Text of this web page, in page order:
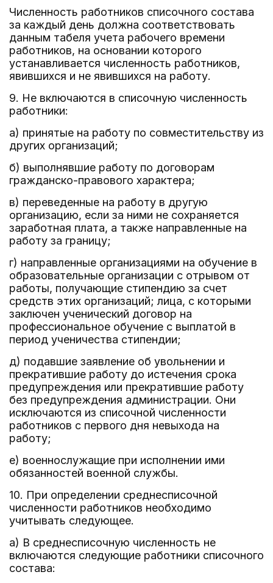
Численность работников списочного состава
за каждый день должна соответствовать
данным табеля учета рабочего времени
работников, на основании которого
устанавливается численность работников,
явившихся и не явившихся на работу.
9. Не включаются в списочную численность
работники:
а) принятые на работу по совместительству из
других организаций;
б) выполнявшие работу по договорам
гражданско-правового характера;
в) переведенные на работу в другую
организацию, если за ними не сохраняется
заработная плата, а также направленные на
работу за границу;
г) направленные организациями на обучение в
образовательные организации с отрывом от
работы, получающие стипендию за счет
средств этих организаций; лица, с которыми
заключен ученический договор на
профессиональное обучение с выплатой в
период ученичества стипендии;
д) подавшие заявление об увольнении и
прекратившие работу до истечения срока
предупреждения или прекратившие работу
без предупреждения администрации. Они
исключаются из списочной численности
работников с первого дня невыхода на
работу;
е) военнослужащие при исполнении ими
обязанностей военной службы.
10. При определении среднесписочной
численности работников необходимо
учитывать следующее.
а) В среднесписочную численность не
включаются следующие работники списочного
состава: